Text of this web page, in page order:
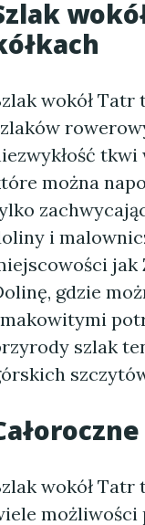
wokół
można
i
jak
gdzie
szlak
wokół
możliwości